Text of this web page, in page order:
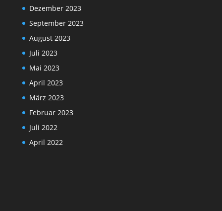
Dezember 2023
September 2023
August 2023
Juli 2023
Mai 2023
April 2023
März 2023
Februar 2023
Juli 2022
April 2022